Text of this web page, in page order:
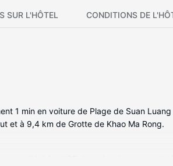
SUR L'HÔTEL CONDITIONS DE
1 min en voiture de Plage de Suan
et à 9,4 km de Grotte de Khao Ma Rong.